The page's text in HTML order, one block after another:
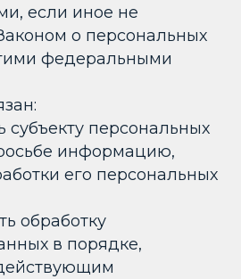
если иное не
о персональных
федеральными
субъекту персональных
информацию,
его персональных
обработку
в порядке,